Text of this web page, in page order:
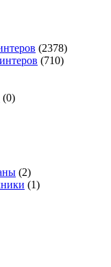
(2378)
(710)
(0)
(2)
(1)